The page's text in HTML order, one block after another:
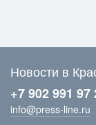
Новости в
+7 902 991 97
info@press-line.ru